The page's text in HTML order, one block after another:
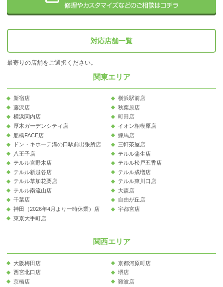
対応店舗一覧
最寄りの店舗をご選択ください。
関東エリア
新宿店
横浜駅前店
藤沢店
秋葉原店
横浜関内店
町田店
厚木ガーデンシティ店
イオン相模原店
船橋FACE店
練馬店
ドン・キホーテ溝の口駅前出張所店
三軒茶屋店
八王子店
テルル蒲生店
テルル宮野木店
テルル松戸五香店
テルル新越谷店
テルル成増店
テルル草加花栗店
テルル東川口店
テルル南流山店
大森店
千葉店
自由が丘店
神田（2026年4月より一時休業）店
宇都宮店
東京大手町店
関西エリア
大阪梅田店
京都河原町店
西宮北口店
堺店
京橋店
難波店